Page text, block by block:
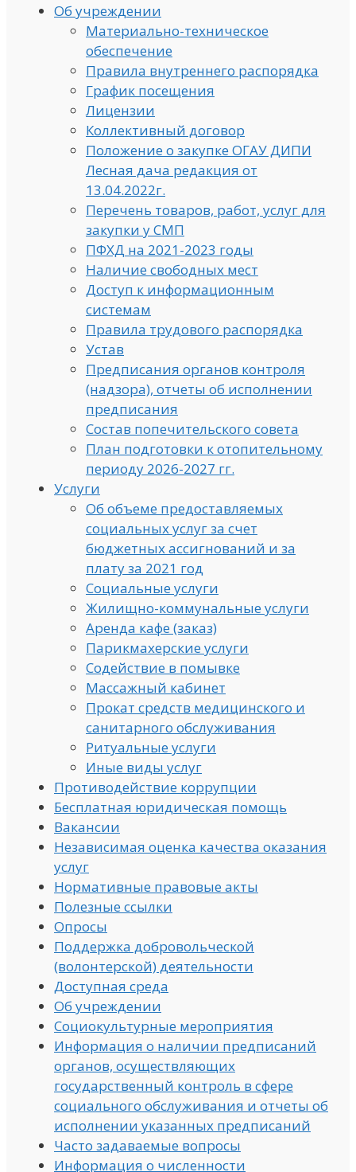
Об учреждении
Материально-техническое
обеспечение
Правила внутреннего распорядка
График посещения
Лицензии
Коллективный договор
Положение о закупке ОГАУ ДИПИ
Лесная дача редакция от
13.04.2022г.
Перечень товаров, работ, услуг для
закупки у СМП
ПФХД на 2021-2023 годы
Наличие свободных мест
Доступ к информационным
системам
Правила трудового распорядка
Устав
Предписания органов контроля
(надзора), отчеты об исполнении
предписания
Состав попечительского совета
План подготовки к отопительному
периоду 2026-2027 гг.
Услуги
Об объеме предоставляемых
социальных услуг за счет
бюджетных ассигнований и за
плату за 2021 год
Социальные услуги
Жилищно-коммунальные услуги
Аренда кафе (заказ)
Парикмахерские услуги
Содействие в помывке
Массажный кабинет
Прокат средств медицинского и
санитарного обслуживания
Ритуальные услуги
Иные виды услуг
Противодействие коррупции
Бесплатная юридическая помощь
Вакансии
Независимая оценка качества оказания
услуг
Нормативные правовые акты
Полезные ссылки
Опросы
Поддержка добровольческой
(волонтерской) деятельности
Доступная среда
Об учреждении
Социокультурные мероприятия
Информация о наличии предписаний
органов, осуществляющих
государственный контроль в сфере
социального обслуживания и отчеты об
исполнении указанных предписаний
Часто задаваемые вопросы
Информация о численности